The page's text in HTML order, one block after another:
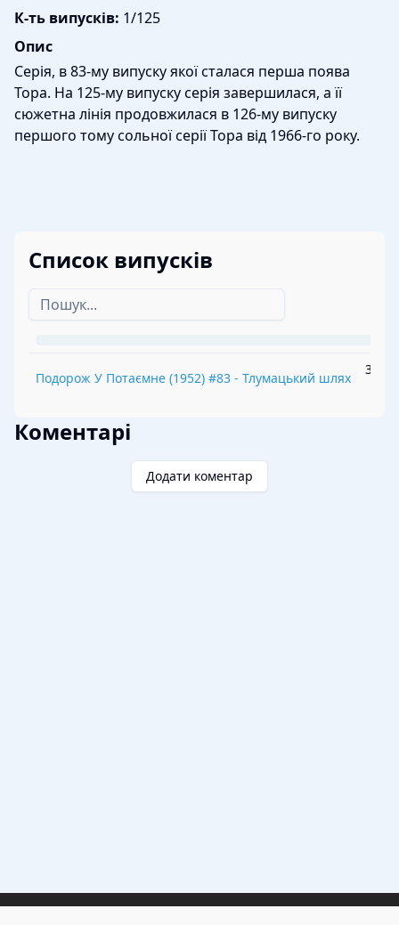
К-ть випусків: 1/125
Опис
Серія, в 83-му випуску якої сталася перша поява
Тора. На 125-му випуску серія завершилася, а її
сюжетна лінія продовжилася в 126-му випуску
першого тому сольної серії Тора від 1966-го року.
Список випусків
Подорож У Потаємне (1952) #83 - Тлумацький шлях
Коментарі
Додати коментар